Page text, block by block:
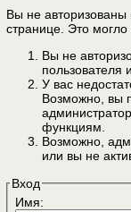
Вы не
странице. Это могло
Вы не
пользователя
У вас
Возможно, вы
функциям.
Возможно,
или вы не
Вход
Имя: